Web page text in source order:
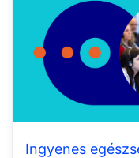
Ingyenes